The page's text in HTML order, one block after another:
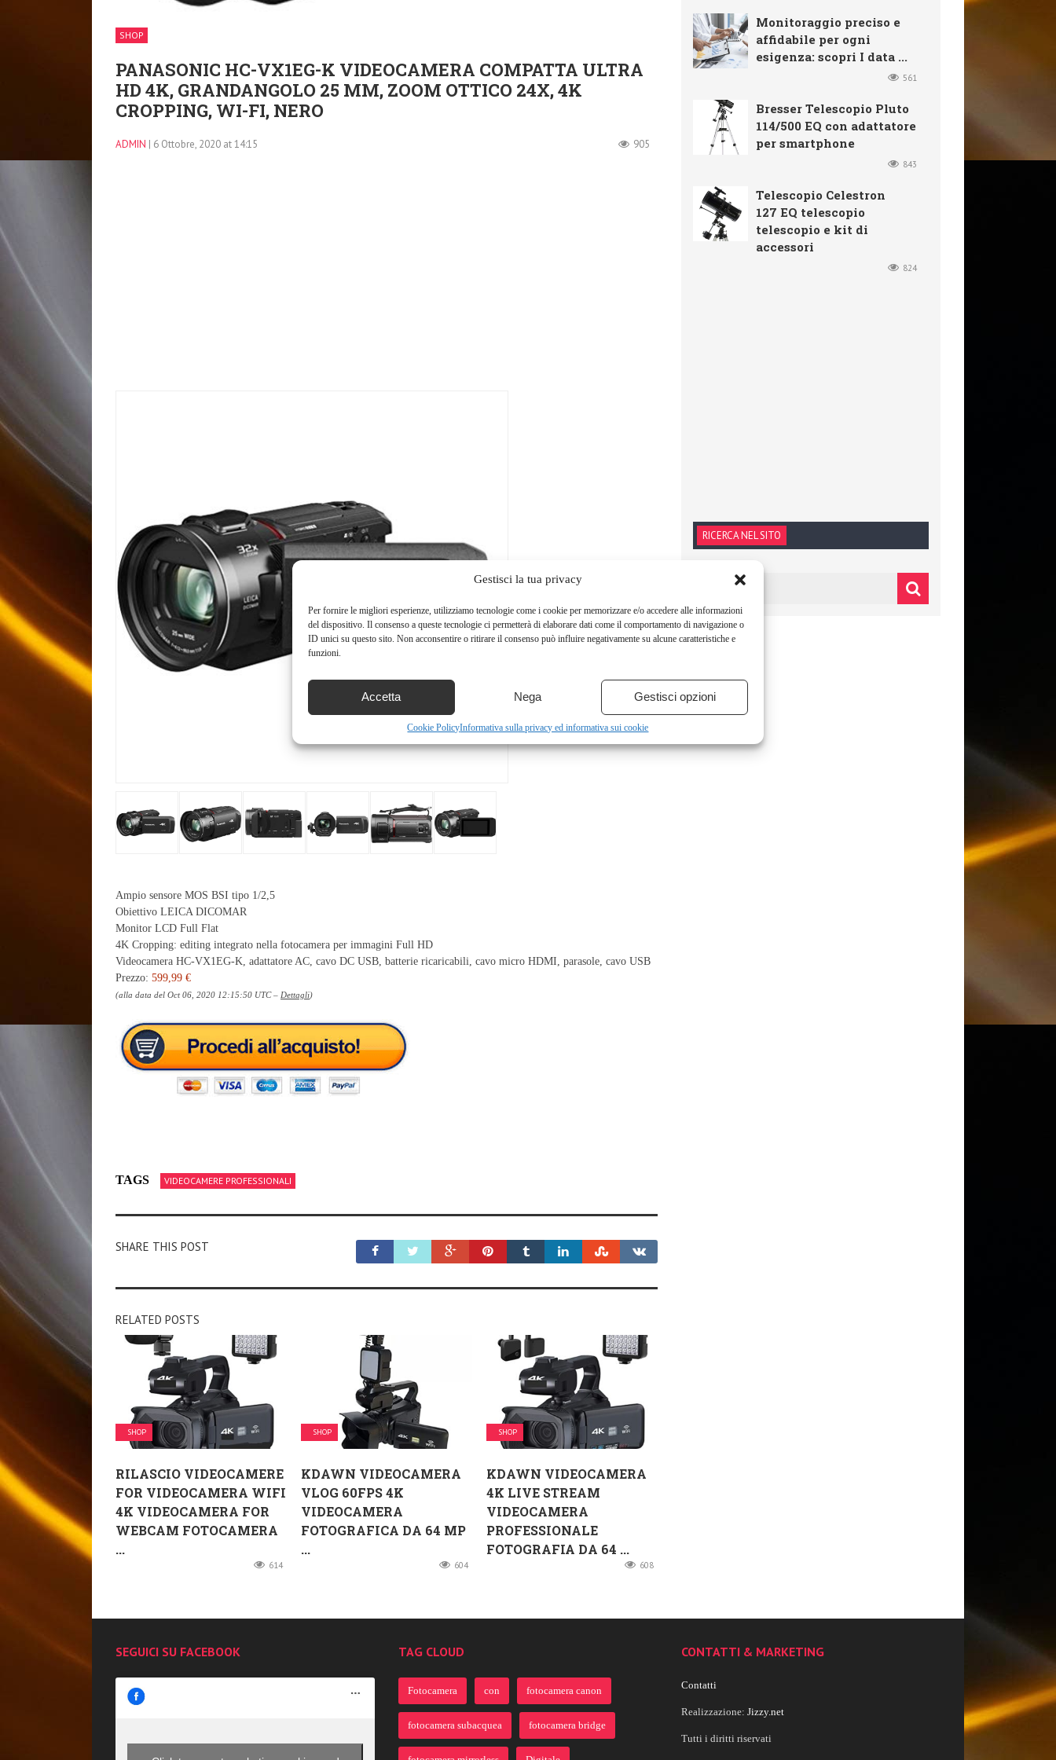
Gestisci la tua privacy
Per fornire le migliori esperienze, utilizziamo tecnologie come i cookie per memorizzare e/o accedere alle informazioni
del dispositivo. Il consenso a queste tecnologie ci permetterà di elaborare dati come il comportamento di navigazione o
ID unici su questo sito. Non acconsentire o ritirare il consenso può influire negativamente su alcune caratteristiche e
funzioni.
Accetta Nega Gestisci opzioni
Cookie PolicyInformativa sulla privacy ed informativa sui cookie
SHOP
PANASONIC HC-VX1EG-K VIDEOCAMERA COMPATTA ULTRA
HD 4K, GRANDANGOLO 25 MM, ZOOM OTTICO 24X, 4K
CROPPING, WI-FI, NERO
ADMIN | 6 Ottobre, 2020 at 14:15 905
Ampio sensore MOS BSI tipo 1/2,5
Obiettivo LEICA DICOMAR
Monitor LCD Full Flat
4K Cropping: editing integrato nella fotocamera per immagini Full HD
Videocamera HC-VX1EG-K, adattatore AC, cavo DC USB, batterie ricaricabili, cavo micro HDMI, parasole, cavo USB
Prezzo: 599,99 €
(alla data del Oct 06, 2020 12:15:50 UTC – Dettagli)
TAGS VIDEOCAMERE PROFESSIONALI
SHARE THIS POST
RELATED POSTS
SHOP
RILASCIO VIDEOCAMERE
FOR VIDEOCAMERA WIFI
4K VIDEOCAMERA FOR
WEBCAM FOTOCAMERA
...
614
SHOP
KDAWN VIDEOCAMERA
VLOG 60FPS 4K
VIDEOCAMERA
FOTOGRAFICA DA 64 MP
...
604
SHOP
KDAWN VIDEOCAMERA
4K LIVE STREAM
VIDEOCAMERA
PROFESSIONALE
FOTOGRAFIA DA 64 ...
608
Monitoraggio preciso e
affidabile per ogni
esigenza: scopri I data ...
561
Bresser Telescopio Pluto
114/500 EQ con adattatore
per smartphone
843
Telescopio Celestron
127 EQ telescopio
telescopio e kit di
accessori
824
RICERCA NEL SITO
SEGUICI SU FACEBOOK TAG CLOUD
Fotocamera con fotocamera canon
fotocamera subacquea fotocamera bridge
CONTATTI & MARKETING
Contatti
Realizzazione: Jizzy.net
Tutti i diritti riservati